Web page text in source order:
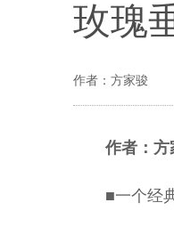
玫瑰
作者：方家骏
作者：方
■一个经典